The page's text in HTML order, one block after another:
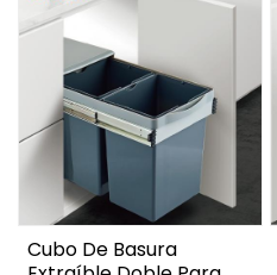
Cubo De Basura